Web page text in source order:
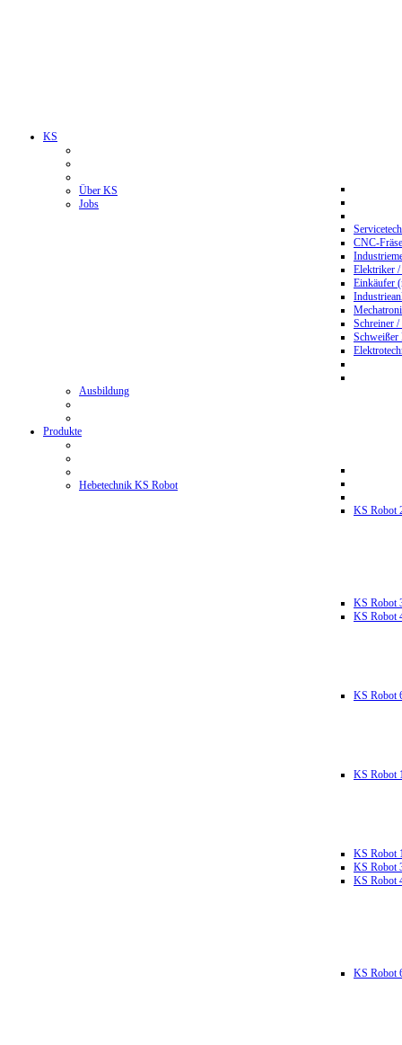
KS
Über KS
Jobs
CNC-
Elektriker
Einkäufer
Schreiner
Ausbildung
Produkte
Hebetechnik KS Robot
KS Robot
KS Robot
KS Robot
KS Robot
KS Robot
KS Robot
KS Robot
KS Robot
KS Robot